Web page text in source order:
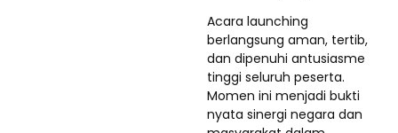
Acara launching
berlangsung aman, tertib,
dan dipenuhi antusiasme
tinggi seluruh peserta.
Momen ini menjadi bukti
nyata sinergi negara dan